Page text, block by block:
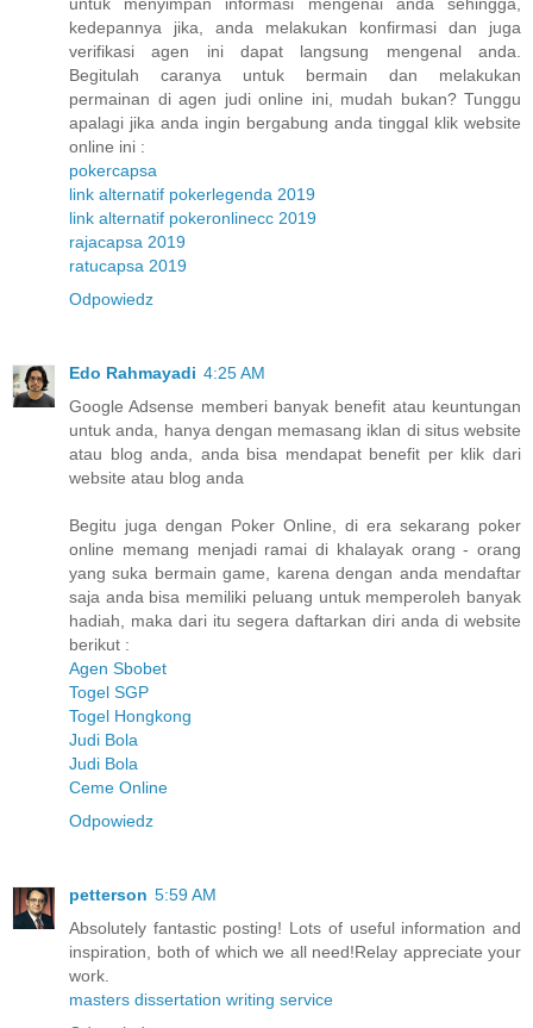
kedepannya jika, anda melakukan konfirmasi dan juga
verifikasi agen ini dapat langsung mengenal anda.
Begitulah caranya untuk bermain dan melakukan
permainan di agen judi online ini, mudah bukan? Tunggu
apalagi jika anda ingin bergabung anda tinggal klik website
online ini :
pokercapsa
link alternatif pokerlegenda 2019
link alternatif pokeronlinecc 2019
rajacapsa 2019
ratucapsa 2019
Odpowiedz
Edo Rahmayadi 4:25 AM
Google Adsense memberi banyak benefit atau keuntungan
untuk anda, hanya dengan memasang iklan di situs website
atau blog anda, anda bisa mendapat benefit per klik dari
website atau blog anda
Begitu juga dengan Poker Online, di era sekarang poker
online memang menjadi ramai di khalayak orang - orang
yang suka bermain game, karena dengan anda mendaftar
saja anda bisa memiliki peluang untuk memperoleh banyak
hadiah, maka dari itu segera daftarkan diri anda di website
berikut :
Agen Sbobet
Togel SGP
Togel Hongkong
Judi Bola
Judi Bola
Ceme Online
Odpowiedz
petterson 5:59 AM
Absolutely fantastic posting! Lots of useful information and
inspiration, both of which we all need!Relay appreciate your
work.
masters dissertation writing service